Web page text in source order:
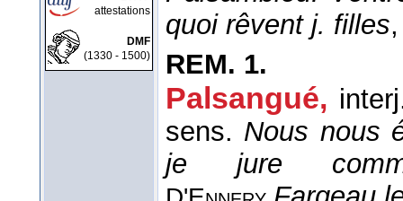
attestations
DMF
(1330 - 1500)
quoi rêvent j. filles
REM. 1.
Palsangué,
sens. Nous nous
je jure